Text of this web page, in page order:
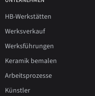
HB-Werkstätten
Werksverkauf
Werksführungen
Keramik bemalen
Arbeitsprozesse
Künstler